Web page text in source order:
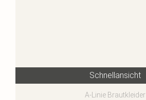
Schnellansicht
A-Linie Brautkleider